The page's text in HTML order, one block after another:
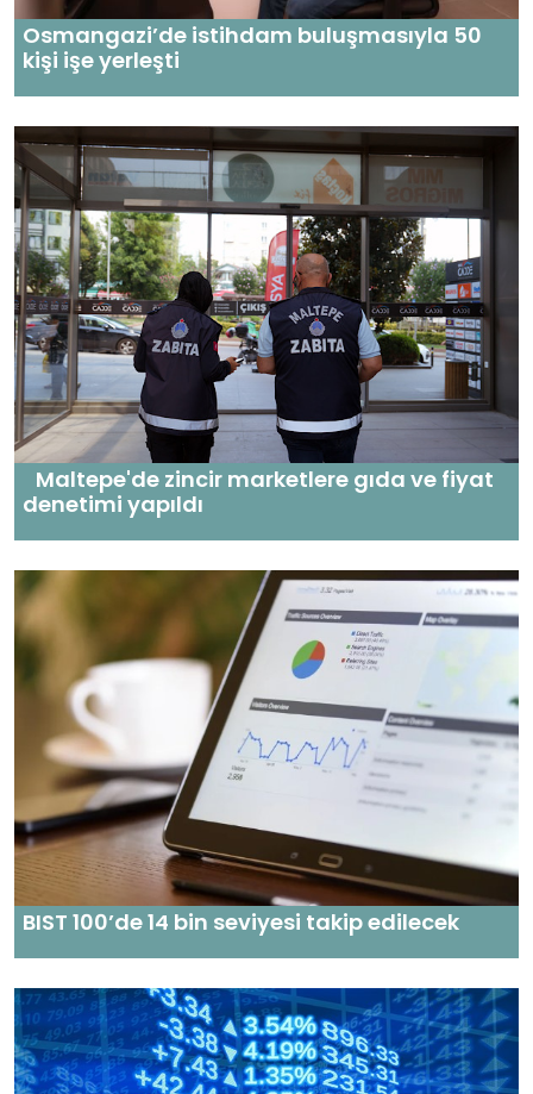
Osmangazi’de istihdam buluşmasıyla 50
kişi işe yerleşti
Maltepe'de zincir marketlere gıda ve fiyat
denetimi yapıldı
BIST 100’de 14 bin seviyesi takip edilecek